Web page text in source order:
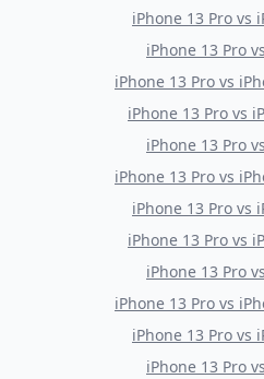
iPhone 13 Pro vs
iPhone 13 Pro vs
iPhone 13 Pro vs
iPhone 13 Pro vs
iPhone 13 Pro vs
iPhone 13 Pro vs
iPhone 13 Pro vs
iPhone 13 Pro vs
iPhone 13 Pro vs
iPhone 13 Pro vs
iPhone 13 Pro vs
iPhone 13 Pro vs